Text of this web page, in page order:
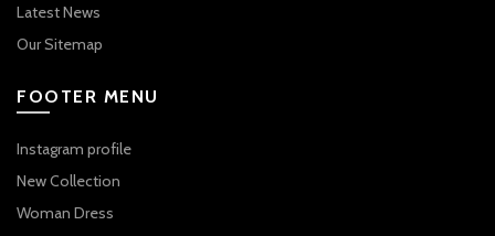
Latest News
Our Sitemap
FOOTER MENU
Instagram profile
New Collection
Woman Dress